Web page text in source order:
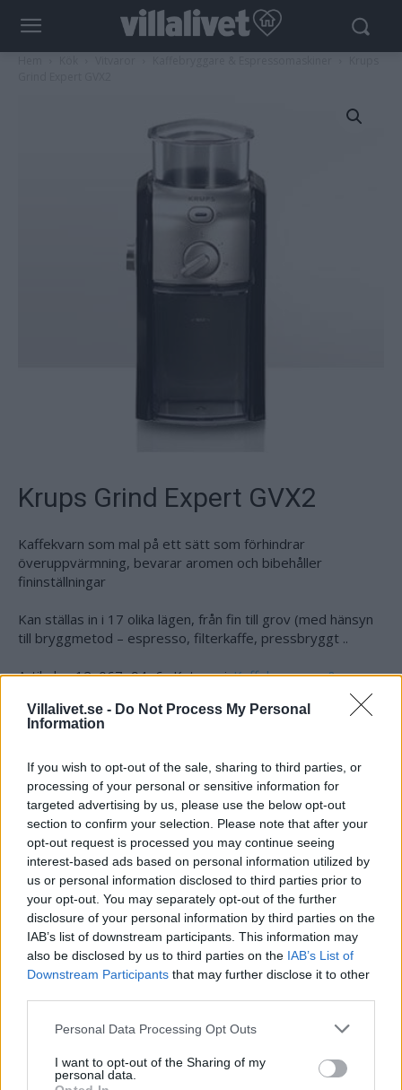
Villalivet.se - Do Not Process My Personal
Information
If you wish to opt-out of the sale, sharing to third parties, or
processing of your personal or sensitive information for
targeted advertising by us, please use the below opt-out
section to confirm your selection. Please note that after your
opt-out request is processed you may continue seeing
interest-based ads based on personal information utilized by
us or personal information disclosed to third parties prior to
your opt-out. You may separately opt-out of the further
disclosure of your personal information by third parties on the
IAB’s list of downstream participants. This information may
also be disclosed by us to third parties on the IAB’s List of
Downstream Participants that may further disclose it to other
Personal Data Processing Opt Outs
I want to opt-out of the Sharing of my
personal data.
Krups Grind Expert GVX2
Kaffekvarn som mal på ett sätt som förhindrar
överuppvärmning, bevarar aromen och bibehåller
fininställningar
Kan ställas in i 17 olika lägen, från fin till grov (med hänsyn
till bryggmetod – espresso, filterkaffe, pressbryggt ..
Artikelnr:12a067e94e6c Kategori:Kaffebryggare &
Beskrivning
Kaffekvarn som mal på ett sätt som förhindrar
överuppvärmning, bevarar aromen och bibehåller
fininställningar
Kan ställas in i 17 olika lägen, från fin till grov (med hänsyn
till bryggmetod – espresso, filterkaffe, pressbryggt kaffe)
Kan mala 2–12 koppar åt gången
Kapacitet inklusive lock och kaffebehållare: 200 g
Löstagbar motor gör rengöringen enklare